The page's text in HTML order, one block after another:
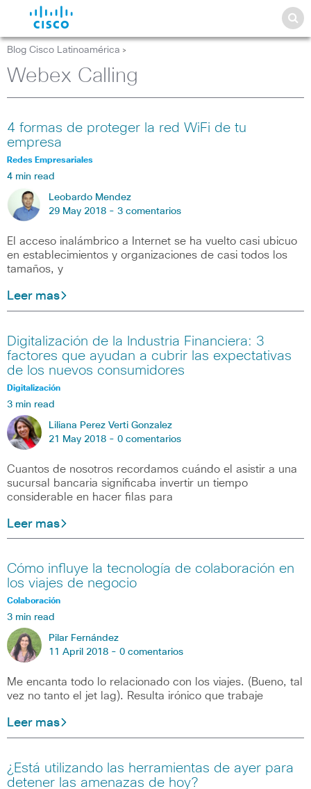
Blog Cisco Latinoamérica >
Webex Calling
4 formas de proteger la red WiFi de tu
empresa
Redes Empresariales
4 min read
Leobardo Mendez
29 May 2018 - 3 comentarios
El acceso inalámbrico a Internet se ha vuelto casi ubicuo
en establecimientos y organizaciones de casi todos los
tamaños, y
Leer mas
Digitalización de la Industria Financiera: 3
factores que ayudan a cubrir las expectativas
de los nuevos consumidores
Digitalización
3 min read
Liliana Perez Verti Gonzalez
21 May 2018 - 0 comentarios
Cuantos de nosotros recordamos cuándo el asistir a una
sucursal bancaria significaba invertir un tiempo
considerable en hacer filas para
Leer mas
Cómo influye la tecnología de colaboración en
los viajes de negocio
Colaboración
3 min read
Pilar Fernández
11 April 2018 - 0 comentarios
Me encanta todo lo relacionado con los viajes. (Bueno, tal
vez no tanto el jet lag). Resulta irónico que trabaje
Leer mas
¿Está utilizando las herramientas de ayer para
detener las amenazas de hoy?